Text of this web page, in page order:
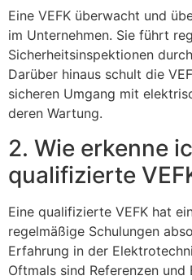
Eine VEFK überwacht und
im Unternehmen. Sie führt
Sicherheitsinspektionen
Darüber hinaus schult die
sicheren Umgang mit
deren Wartung.
2. Wie erkenne
qualifizierte
Eine qualifizierte VEFK hat
regelmäßige Schulungen
Erfahrung in der
Oftmals sind Referenzen